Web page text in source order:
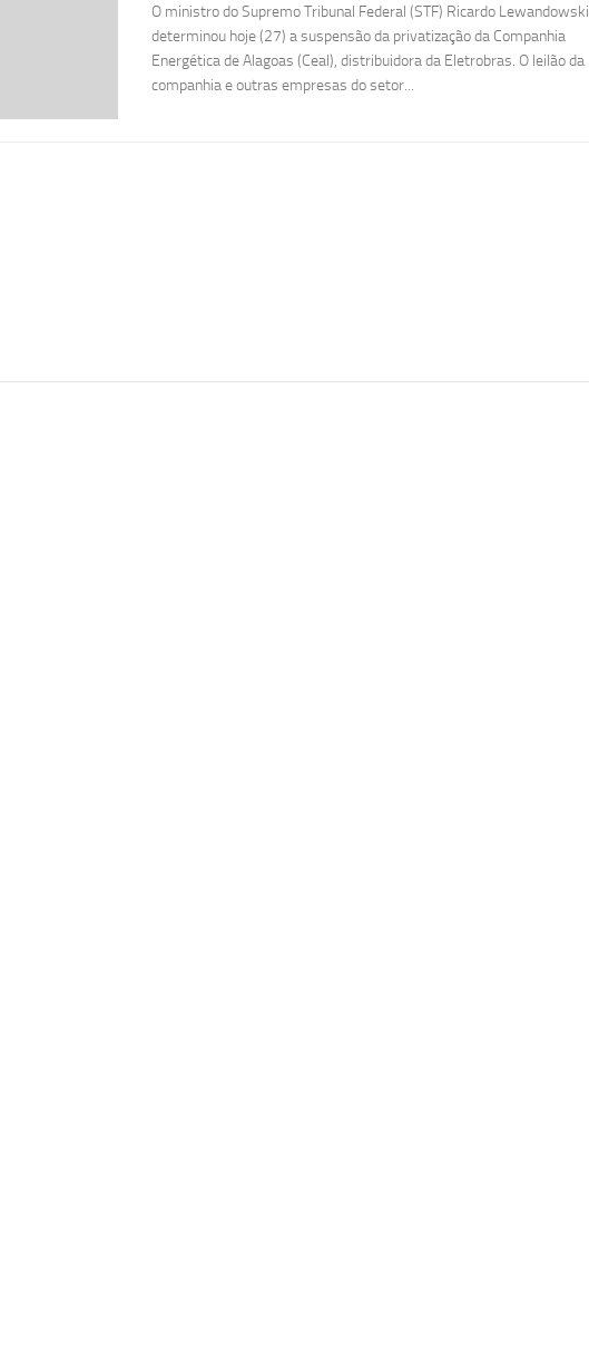
O ministro do Supremo Tribunal Federal (STF) Ricardo Lewandowski
determinou hoje (27) a suspensão da privatização da Companhia
Energética de Alagoas (Ceal), distribuidora da Eletrobras. O leilão da
companhia e outras empresas do setor...